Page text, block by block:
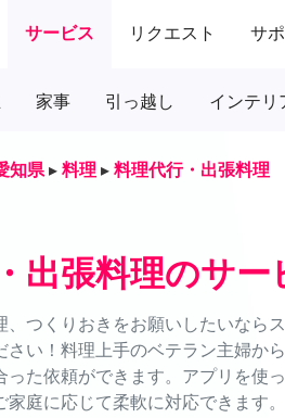
サービス リクエスト サ
家事 引っ越し インテリ
知県 ▸ 料理 ▸ 料理代行・出張料理
出張料理のサー
、つくりおきをお願いしたいなら
さい！料理上手のベテラン主婦か
った依頼ができます。アプリを使
庭に応じて柔軟に対応できます。